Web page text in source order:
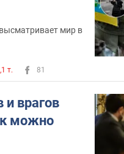
мир в
т. 81
и врагов
можно